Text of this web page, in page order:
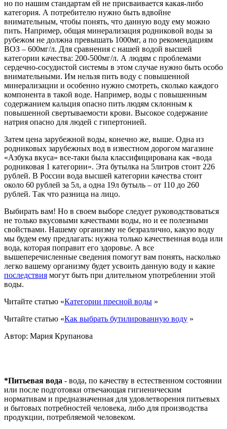
но по нашим стандартам ей не присваивается какая-либо
категория. А потребителю нужно быть вдвойне
внимательным, чтобы понять, что данную воду ему можно
пить. Например, общая минерализация родниковой воды за
рубежом не должна превышать 1000мг, а по рекомендациям
ВОЗ – 600мг/л. Для сравнения с нашей водой высшей
категории качества: 200-500мг/л. А людям с проблемами
сердечно-сосудистой системы в этом случае нужно быть особо
внимательными. Им нельзя пить воду с повышенной
минерализации и особенно нужно смотреть, сколько каждого
компонента в такой воде. Например, воды с повышенным
содержанием кальция опасно пить людям склонным к
повышенной свертываемости крови. Высокое содержание
натрия опасно для людей с гипертонией.
Затем цена зарубежной воды, конечно же, выше. Одна из
родниковых зарубежных вод в известном дорогом магазине
«Азбука вкуса» все-таки была классифицирована как «вода
родниковая 1 категории». Эта бутылка на 5литров стоит 226
рублей. В России вода высшей категории качества стоит
около 60 рублей за 5л, а одна 19л бутыль – от 110 до 260
рублей. Так что разница на лицо.
Выбирать вам! Но в своем выборе следует руководствоваться
не только вкусовыми качествами воды, но и ее полезными
свойствами. Нашему организму не безразлично, какую воду
мы будем ему предлагать: нужна только качественная вода или
вода, которая поправит его здоровье. А все
вышеперечисленные сведения помогут вам понять, насколько
легко вашему организму будет усвоить данную воду и какие
последствия могут быть при длительном употреблении этой
воды.
Читайте статью «Категории пресной воды »
Читайте статью «Как выбрать бутилированную воду »
Автор: Мария Крупанова
*Питьевая вода - вода, по качеству в естественном состоянии
или после подготовки отвечающая гигиеническим
нормативам и предназначенная для удовлетворения питьевых
и бытовых потребностей человека, либо для производства
продукции, потребляемой человеком.